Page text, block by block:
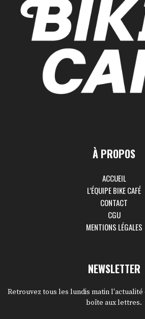
À PROPOS
ACCUEIL
L’ÉQUIPE BIKE CAFÉ
CONTACT
CGU
MENTIONS LÉGALES
NEWSLETTER
Retrouvez tous les lundis matin l'actualité
boîte aux lettres.